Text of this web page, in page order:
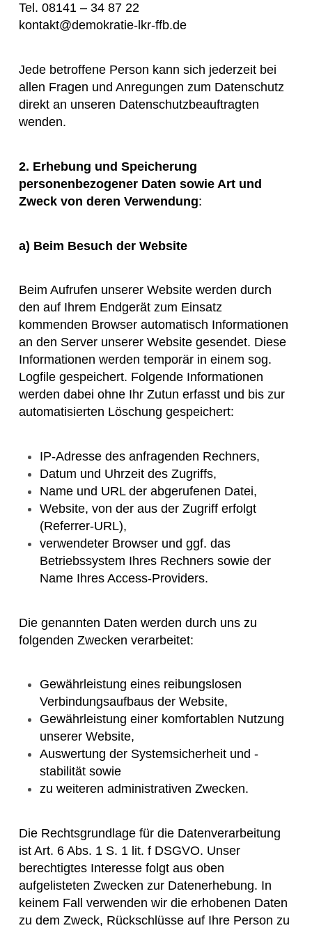
Tel. 08141 – 34 87 22
kontakt@demokratie-lkr-ffb.de
Jede betroffene Person kann sich jederzeit bei
allen Fragen und Anregungen zum Datenschutz
direkt an unseren Datenschutzbeauftragten
wenden.
2. Erhebung und Speicherung
personenbezogener Daten sowie Art und
Zweck von deren Verwendung:
a) Beim Besuch der Website
Beim Aufrufen unserer Website werden durch
den auf Ihrem Endgerät zum Einsatz
kommenden Browser automatisch Informationen
an den Server unserer Website gesendet. Diese
Informationen werden temporär in einem sog.
Logfile gespeichert. Folgende Informationen
werden dabei ohne Ihr Zutun erfasst und bis zur
automatisierten Löschung gespeichert:
IP-Adresse des anfragenden Rechners,
Datum und Uhrzeit des Zugriffs,
Name und URL der abgerufenen Datei,
Website, von der aus der Zugriff erfolgt
(Referrer-URL),
verwendeter Browser und ggf. das
Betriebssystem Ihres Rechners sowie der
Name Ihres Access-Providers.
Die genannten Daten werden durch uns zu
folgenden Zwecken verarbeitet:
Gewährleistung eines reibungslosen
Verbindungsaufbaus der Website,
Gewährleistung einer komfortablen Nutzung
unserer Website,
Auswertung der Systemsicherheit und -
stabilität sowie
zu weiteren administrativen Zwecken.
Die Rechtsgrundlage für die Datenverarbeitung
ist Art. 6 Abs. 1 S. 1 lit. f DSGVO. Unser
berechtigtes Interesse folgt aus oben
aufgelisteten Zwecken zur Datenerhebung. In
keinem Fall verwenden wir die erhobenen Daten
zu dem Zweck, Rückschlüsse auf Ihre Person zu